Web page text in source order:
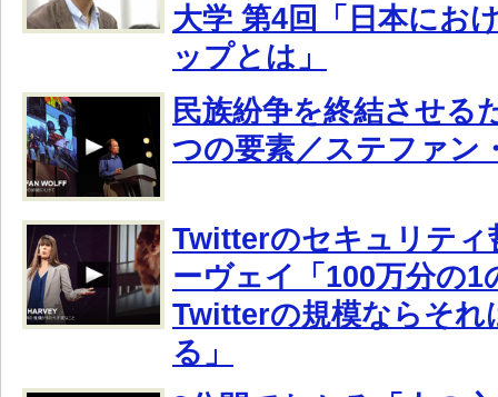
大学 第4回「日本にお
ップとは」
民族紛争を終結させる
つの要素／ステファン
Twitterのセキュリティ
ーヴェイ「100万分の1
Twitterの規模ならそれ
る」